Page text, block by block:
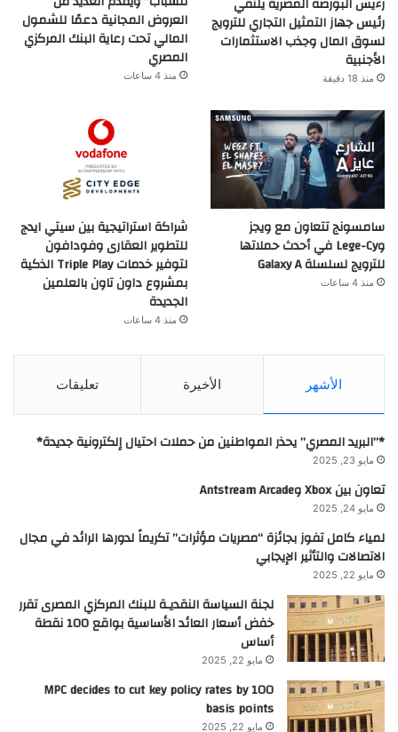
رءيس البورصة المصرية يلتقي
رئيس جهاز التمثيل التجاري للترويج
لسوق المال وجذب الاستثمارات
الأجنبية
منذ 18 دقيقة
العروض المجانية دعمًا للشمول
المالي تحت رعاية البنك المركزي
المصري
منذ 4 ساعات
سامسونج تتعاون مع ويجز
وLege-Cy في أحدث حملاتها
للترويج لسلسلة Galaxy A
منذ 4 ساعات
شراكة استراتيجية بين سيتي ايدج
للتطوير العقارى وفودافون
لتوفير خدمات Triple Play الذكية
بمشروع داون تاون بالعلمين
الجديدة
منذ 4 ساعات
الأشهر الأخيرة تعليقات
*”البريد المصري” يحذر المواطنين من حملات احتيال إلكترونية جديدة*
مايو 23, 2025
تعاون بين Xbox وAntstream Arcade
مايو 24, 2025
لمياء كامل تفوز بجائزة “مصريات مؤثرات” تكريماً لدورها الرائد في مجال
الاتصالات والتأثير الإيجابي
مايو 22, 2025
لجنة السياسة النقديـة للبنك المركزي المصرى تقرر
خفض أسعار العائد الأساسية بواقع 100 نقطة
أساس
مايو 22, 2025
MPC decides to cut key policy rates by 100
basis points
مايو 22, 2025